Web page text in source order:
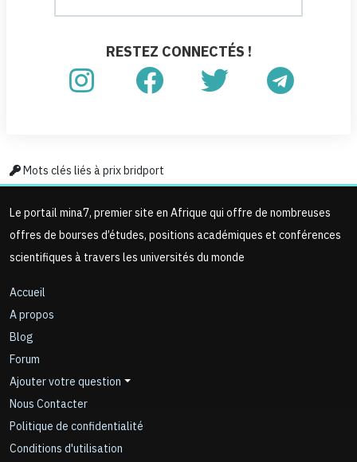
RESTEZ CONNECTÉS !
Mots clés liés à prix ​​bridport
Le portail mina7, premier site en Afrique qui offre de nombreuses
offres de bourses d’études, positions académiques et conférences
scientifiques à travers les universités du monde
Accueil
A propos
Blog
Forum
Ajouter votre question
Nous Contacter
Politique de confidentialité
Conditions d'utilisation